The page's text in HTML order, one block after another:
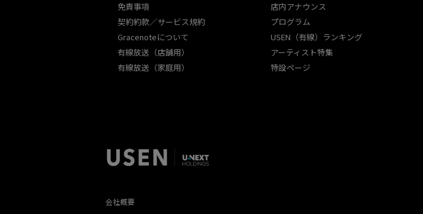
免責事項
契約約款／サービス規約
Gracenoteについて
有線放送（店舗用）
有線放送（家庭用）
店内アナウンス
プログラム
USEN（有線）ランキング
アーティスト特集
特設ページ
会社概要